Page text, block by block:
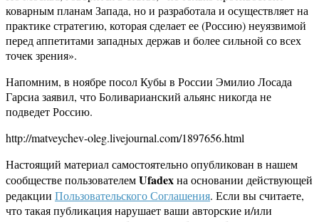
коварным планам Запада, но и разработала и осуществляет на
практике стратегию, которая сделает ее (Россию) неуязвимой
перед аппетитами западных держав и более сильной со всех
точек зрения».
Напомним, в ноябре посол Кубы в России Эмилио Лосада
Гарсиа заявил, что Боливарианский альянс никогда не
подведет Россию.
http://matveychev-oleg.livejournal.com/1897656.html
Настоящий материал самостоятельно опубликован в нашем
сообществе пользователемUfadexна основании действующей
редакции Пользовательского Соглашения. Если вы считаете,
что такая публикация нарушает ваши авторские и/или